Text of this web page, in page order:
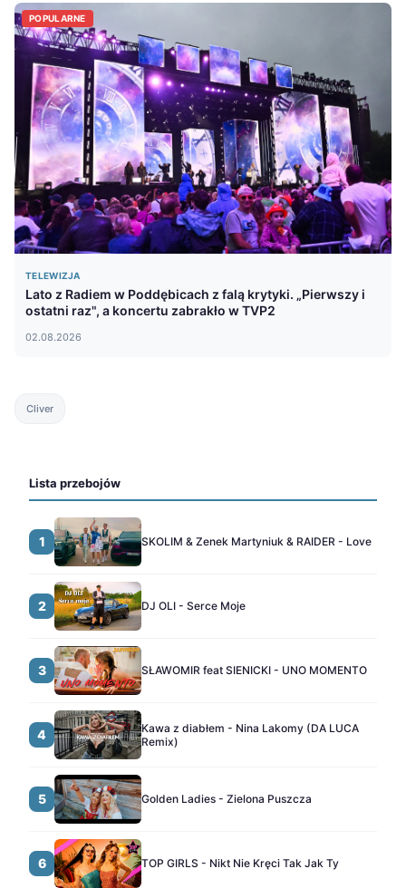
POPULARNE
TELEWIZJA
Lato z Radiem w Poddębicach z falą krytyki. „Pierwszy i
ostatni raz", a koncertu zabrakło w TVP2
02.08.2026
Cliver
Lista przebojów
1 SKOLIM & Zenek Martyniuk & RAIDER - Love
2 DJ OLI - Serce Moje
3 SŁAWOMIR feat SIENICKI - UNO MOMENTO
4
Kawa z diabłem - Nina Lakomy (DA LUCA
Remix)
5 Golden Ladies - Zielona Puszcza
6 TOP GIRLS - Nikt Nie Kręci Tak Jak Ty